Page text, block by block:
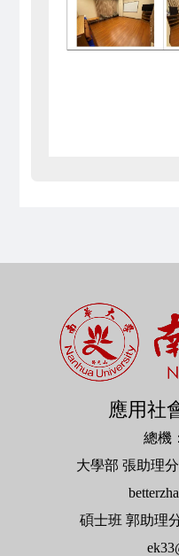
應用社
總機：
大學部 張助理分
碩士班 郭助理